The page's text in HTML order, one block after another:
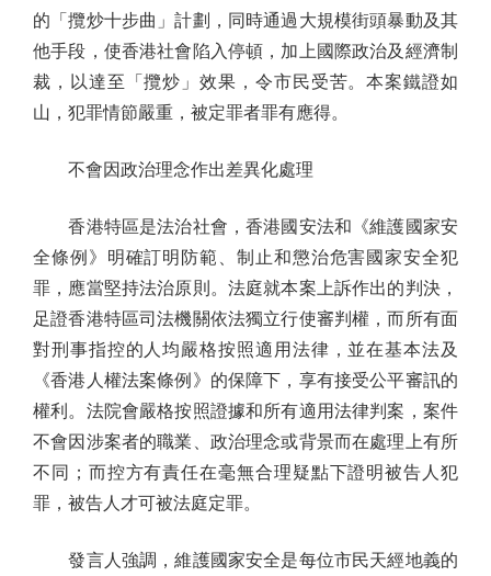
的「攬炒十步曲」計劃，同時通過大規模街頭暴動及其
他手段，使香港社會陷入停頓，加上國際政治及經濟制
裁，以達至「攬炒」效果，令市民受苦。本案鐵證如
山，犯罪情節嚴重，被定罪者罪有應得。
不會因政治理念作出差異化處理
香港特區是法治社會，香港國安法和《維護國家安
全條例》明確訂明防範、制止和懲治危害國家安全犯
罪，應當堅持法治原則。法庭就本案上訴作出的判決，
足證香港特區司法機關依法獨立行使審判權，而所有面
對刑事指控的人均嚴格按照適用法律，並在基本法及
《香港人權法案條例》的保障下，享有接受公平審訊的
權利。法院會嚴格按照證據和所有適用法律判案，案件
不會因涉案者的職業、政治理念或背景而在處理上有所
不同；而控方有責任在毫無合理疑點下證明被告人犯
罪，被告人才可被法庭定罪。
發言人強調，維護國家安全是每位市民天經地義的